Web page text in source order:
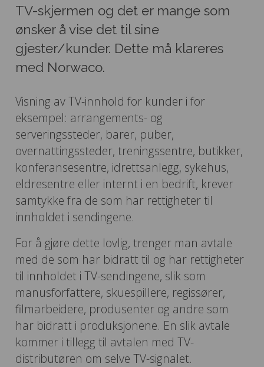
TV-skjermen og det er mange som
ønsker å vise det til sine
gjester/kunder. Dette må klareres
med Norwaco.
Visning av TV-innhold for kunder i for
eksempel: arrangements- og
serveringssteder, barer, puber,
overnattingssteder, treningssentre, butikker,
konferansesentre, idrettsanlegg, sykehus,
eldresentre eller internt i en bedrift, krever
samtykke fra de som har rettigheter til
innholdet i sendingene.
For å gjøre dette lovlig, trenger man avtale
med de som har bidratt til og har rettigheter
til innholdet i TV-sendingene, slik som
manusforfattere, skuespillere, regissører,
filmarbeidere, produsenter og andre som
har bidratt i produksjonene. En slik avtale
kommer i tillegg til avtalen med TV-
distributøren om selve TV-signalet.